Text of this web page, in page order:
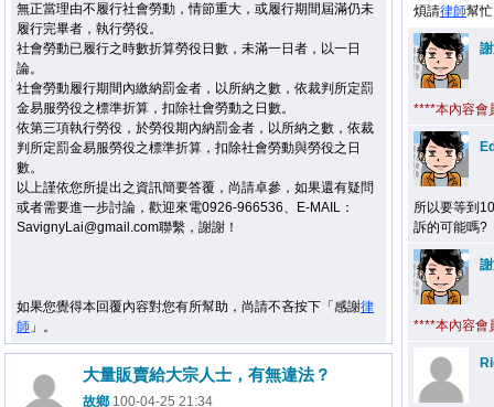
無正當理由不履行社會勞動，情節重大，或履行期間屆滿仍未
履行完畢者，執行勞役。
社會勞動已履行之時數折算勞役日數，未滿一日者，以一日
論。
社會勞動履行期間內繳納罰金者，以所納之數，依裁判所定罰
金易服勞役之標準折算，扣除社會勞動之日數。
依第三項執行勞役，於勞役期內納罰金者，以所納之數，依裁
判所定罰金易服勞役之標準折算，扣除社會勞動與勞役之日
數。
以上謹依您所提出之資訊簡要答覆，尚請卓參，如果還有疑問
或者需要進一步討論，歡迎來電0926-966536、E-MAIL：
SavignyLai@gmail.com聯繫，謝謝！
如果您覺得本回覆內容對您有所幫助，尚請不吝按下「感謝律
師 」。
煩請律師幫
****本內容會
所以要等到
訴的可能嗎?
****本內容會
大量販賣給大宗人士，有無違法？
故鄉100-04-25 21:34